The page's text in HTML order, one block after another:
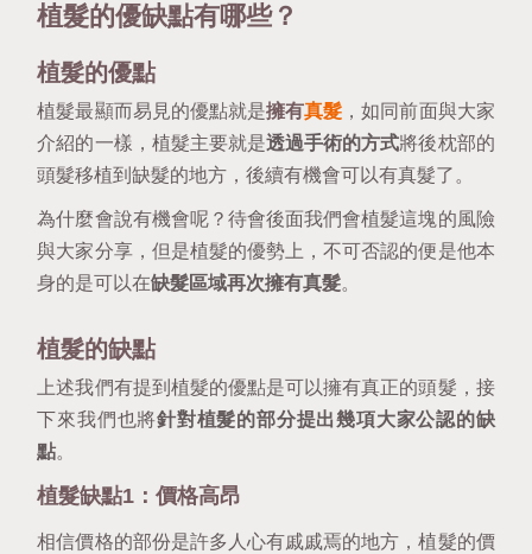
植髮的優缺點有哪些？
植髮的優點
植髮最顯而易見的優點就是擁有真髮 ，如同前面與大家
介紹的一樣，植髮主要就是透過手術的方式將後枕部的
頭髮移植到缺髮的地方，後續有機會可以有真髮了。
為什麼會說有機會呢？待會後面我們會植髮這塊的風險
與大家分享，但是植髮的優勢上，不可否認的便是他本
身的是可以在缺髮區域再次擁有真髮。
植髮的缺點
上述我們有提到植髮的優點是可以擁有真正的頭髮，接
下來我們也將針對植髮的部分提出幾項大家公認的缺
點。
植髮缺點1：價格高昂
相信價格的部份是許多人心有戚戚焉的地方，植髮的價